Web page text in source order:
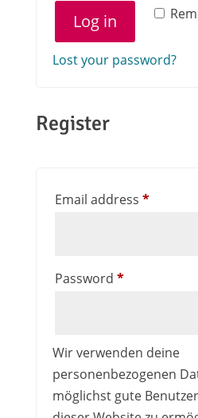
Log in
Lost your password?
Register
Email address *
Password *
Wir verwenden deine
personenbezogenen
möglichst gute